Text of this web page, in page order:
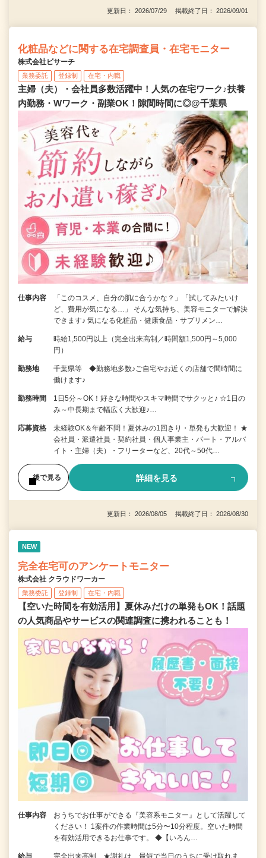
更新日： 2026/07/29 掲載終了日： 2026/09/01
化粧品などに関する在宅調査員・在宅モニター
株式会社ビサーチ
業務委託 登録制 在宅・内職
主婦（夫）・会社員多数活躍中！人気の在宅ワーク♪扶養
内勤務・Wワーク・副業OK！隙間時間に◎@千葉県
仕事内容
「このコスメ、自分の肌に合うかな？」「試してみたいけ
ど、費用が気になる…」 そんな気持ち、美容モニターで解決
できます♪ 気になる化粧品・健康食品・サプリメン…
給与
時給1,500円以上（完全出来高制／時間額1,500円～5,000
円）
勤務地
千葉県等 ◆勤務地多数♪ご自宅やお近くの店舗で間時間に
働けます♪
勤務時間
1日5分～OK！好きな時間やスキマ時間でサクッと♪ ☆1日の
み～中長期まで幅広く大歓迎♪…
応募資格
未経験OK＆年齢不問！夏休みの1回きり・単発も大歓迎！ ★
会社員・派遣社員・契約社員・個人事業主・パート・アルバ
イト・主婦（夫）・フリーターなど、20代～50代…
後で見る 詳細を見る
更新日： 2026/08/05 掲載終了日： 2026/08/30
NEW
完全在宅可のアンケートモニター
株式会社 クラウドワーカー
業務委託 登録制 在宅・内職
【空いた時間を有効活用】夏休みだけの単発もOK！話題
の人気商品やサービスの関連調査に携われることも！
仕事内容
おうちでお仕事ができる『美容系モニター』として活躍して
ください！ 1案件の作業時間は5分〜10分程度。空いた時間
を有効活用できるお仕事です。 ◆【いろん…